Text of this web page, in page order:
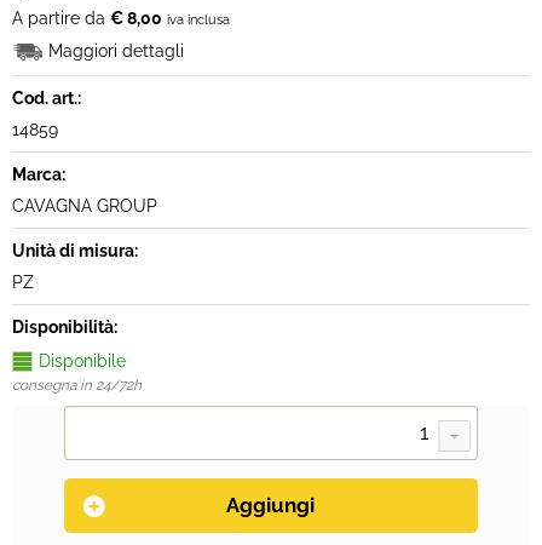
A partire da € 8,00 iva inclusa
Maggiori dettagli
Cod. art.:
14859
Marca:
CAVAGNA GROUP
Unità di misura:
PZ
Disponibilità:
Disponibile
consegna in 24/72h